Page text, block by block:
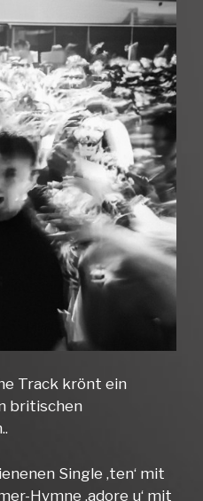
Track krönt ein
britischen
Single ‚ten‘ mit
Hymne ‚adore u‘ mit